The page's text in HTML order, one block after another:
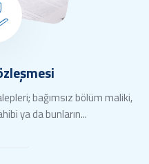
bağımsız bölüm maliki,
ya da bunların...